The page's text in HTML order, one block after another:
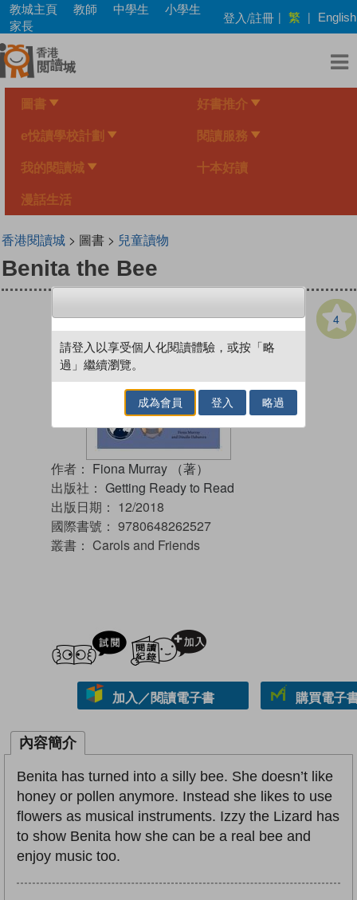
Skip
main
content
教城主頁 教師 中學生
小學生
家長
登入/註冊 | 繁 | English
圖書 好書推介
e悅讀學校計劃 閱讀服務
我的閱讀城 十本好讀
漫話生活
香港閱讀城> 圖書 > 兒童讀物
Benita the Bee
4
作者： Fiona Murray （著）
出版社： Getting Ready to Read
出版日期： 12/2018
國際書號： 9780648262527
叢書： Carols and Friends
試閲
加入／閱讀電子書 購買電子
內容簡介
Benita has turned into a silly bee. She doesn’t like
honey or pollen anymore. Instead she likes to use
flowers as musical instruments. Izzy the Lizard has
to show Benita how she can be a real bee and
enjoy music too.
請登入以享受個人化閱讀體驗，或按「略
過」繼續瀏覽。
成為會員 登入 略過